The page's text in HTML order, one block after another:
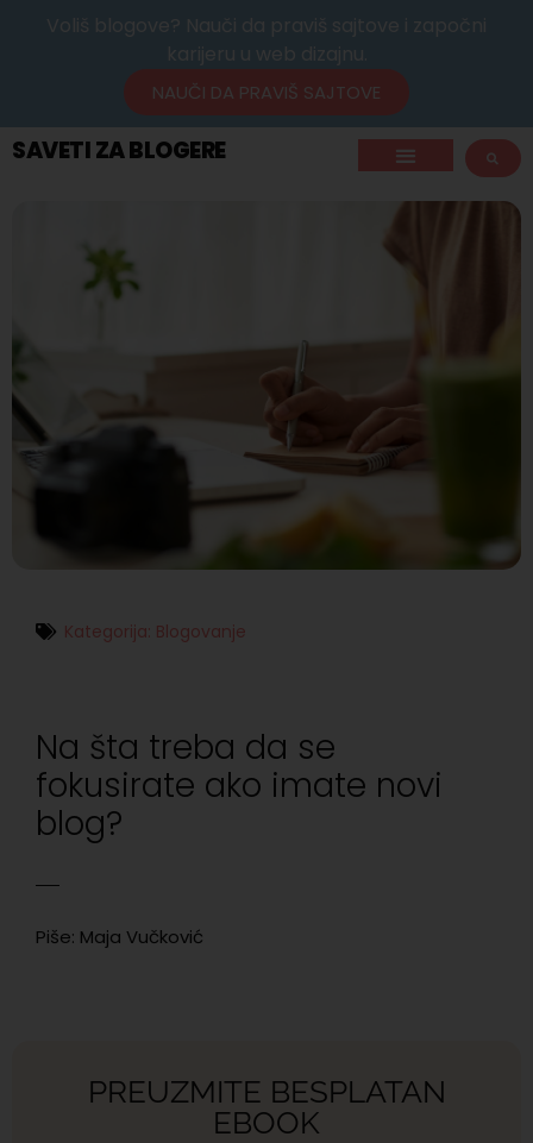
NAUČI DA PRAVIŠ SAJTOVE
SAVETI ZA BLOGERE
Kategorija: Blogovanje
Na šta treba da se
fokusirate ako imate novi
blog?
Piše: Maja Vučković
PREUZMITE BESPLATAN
EBOOK